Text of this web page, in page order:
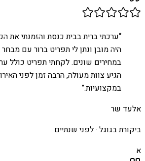
“ערכתי ברית בבית כנסת והזמנתי את
היה מובן ונתן לי תפריט ברור עם
במחירים שונים. לקחתי תפריט כולל
הגיע צוות מעולה, הרבה זמן לפני
במקצועיות.”
אלעד שר
ביקורת בגוגל ·לפני שנתיים
א